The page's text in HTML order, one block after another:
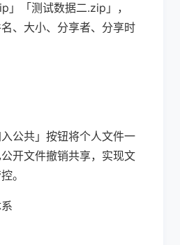
」「测试数据二.zip」，
、大小、分享者、分享时
公共」按钮将个人文件一
开文件撤销共享，实现文
。